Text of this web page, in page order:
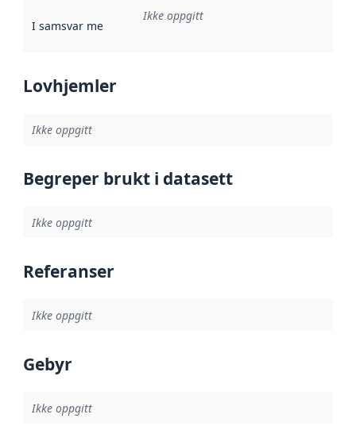
I samsvar med Referanse til en implementasjonsregel
Ikke oppgitt
Lovhjemler
Ikke oppgitt
Begreper brukt i datasett
Ikke oppgitt
Referanser
Ikke oppgitt
Gebyr
Ikke oppgitt